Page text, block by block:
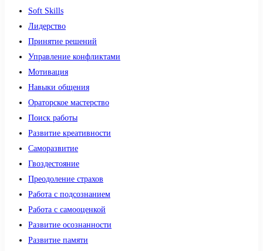
Soft Skills
Лидерство
Принятие решений
Управление конфликтами
Мотивация
Навыки общения
Ораторское мастерство
Поиск работы
Развитие креативности
Саморазвитие
Гвоздестояние
Преодоление страхов
Работа с подсознанием
Работа с самооценкой
Развитие осознанности
Развитие памяти